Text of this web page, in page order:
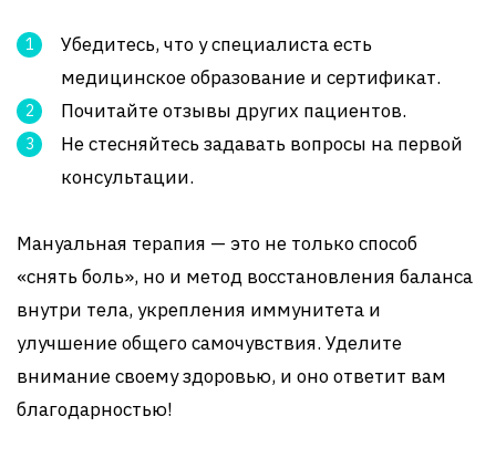
Убедитесь, что у специалиста есть
медицинское образование и сертификат.
Почитайте отзывы других пациентов.
Не стесняйтесь задавать вопросы на первой
консультации.
Мануальная терапия — это не только способ
«снять боль», но и метод восстановления баланса
внутри тела, укрепления иммунитета и
улучшение общего самочувствия. Уделите
внимание своему здоровью, и оно ответит вам
благодарностью!